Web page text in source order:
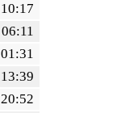
10:17
06:11
01:31
13:39
20:52